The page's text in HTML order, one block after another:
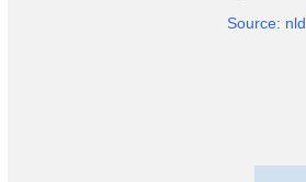
Source: nld